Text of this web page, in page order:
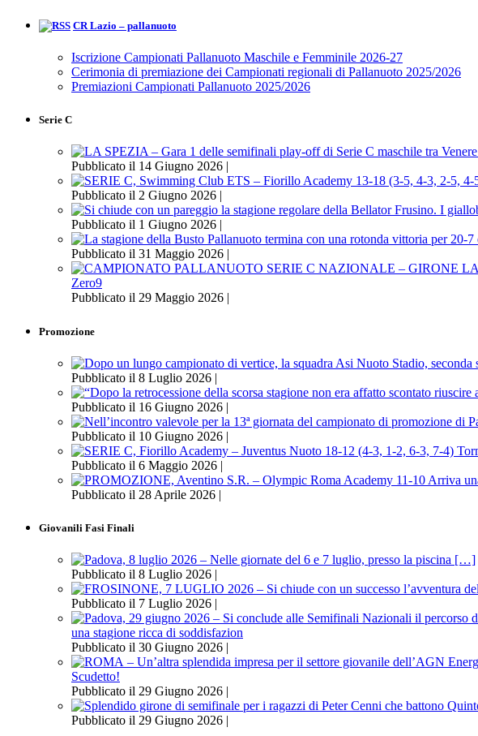
CR Lazio – pallanuoto
Iscrizione Campionati Pallanuoto Maschile e Femminile 2026-27
Cerimonia di premiazione dei Campionati regionali di Pallanuoto 2025/2026
Premiazioni Campionati Pallanuoto 2025/2026
Serie C
Pubblicato il 14 Giugno 2026 |
Pubblicato il 2 Giugno 2026 |
Pubblicato il 1 Giugno 2026 |
Pubblicato il 31 Maggio 2026 |
Zero9
Pubblicato il 29 Maggio 2026 |
Promozione
Pubblicato il 8 Luglio 2026 |
Pubblicato il 16 Giugno 2026 |
Pubblicato il 10 Giugno 2026 |
Pubblicato il 6 Maggio 2026 |
Pubblicato il 28 Aprile 2026 |
Giovanili Fasi Finali
Pubblicato il 8 Luglio 2026 |
Pubblicato il 7 Luglio 2026 |
una stagione ricca di soddisfazion
Pubblicato il 30 Giugno 2026 |
Scudetto!
Pubblicato il 29 Giugno 2026 |
Pubblicato il 29 Giugno 2026 |